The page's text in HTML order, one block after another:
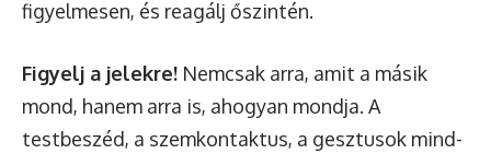
figyelmesen, és reagálj őszintén.
Figyelj a jelekre! Nemcsak arra, amit a másik
mond, hanem arra is, ahogyan mondja. A
testbeszéd, a szemkontaktus, a gesztusok mind-